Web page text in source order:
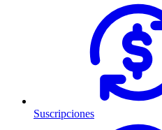
Suscripciones